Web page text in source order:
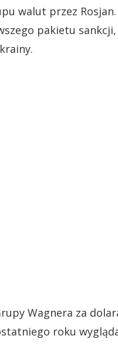
walut przez
pakietu
Wagnera za
roku